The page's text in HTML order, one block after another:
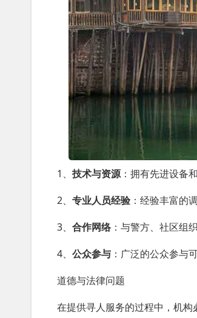
1、 技术与资源：拥有先进设备
2、 专业人员经验 ：经验丰富的
3、 合作网络：与警方、社区组
4、 公众参与 ：广泛的公众参与
道德与法律问题
在提供寻人服务的过程中，机构